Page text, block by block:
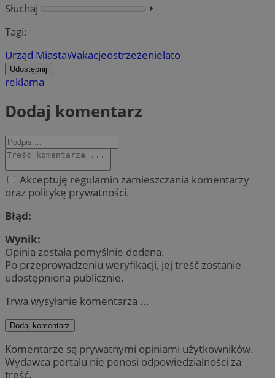
Słuchaj
⏵︎
Tagi:
Urząd MiastaWakacjeostrzeżenielato
Udostępnij
reklama
Dodaj komentarz
Akceptuję regulamin zamieszczania komentarzy
oraz politykę prywatności.
Błąd:
Wynik:
Opinia została pomyślnie dodana.
Po przeprowadzeniu weryfikacji, jej treść zostanie
udostępniona publicznie.
Trwa wysyłanie komentarza ...
Dodaj komentarz
Komentarze są prywatnymi opiniami użytkowników.
Wydawca portalu nie ponosi odpowiedzialności za
treść.